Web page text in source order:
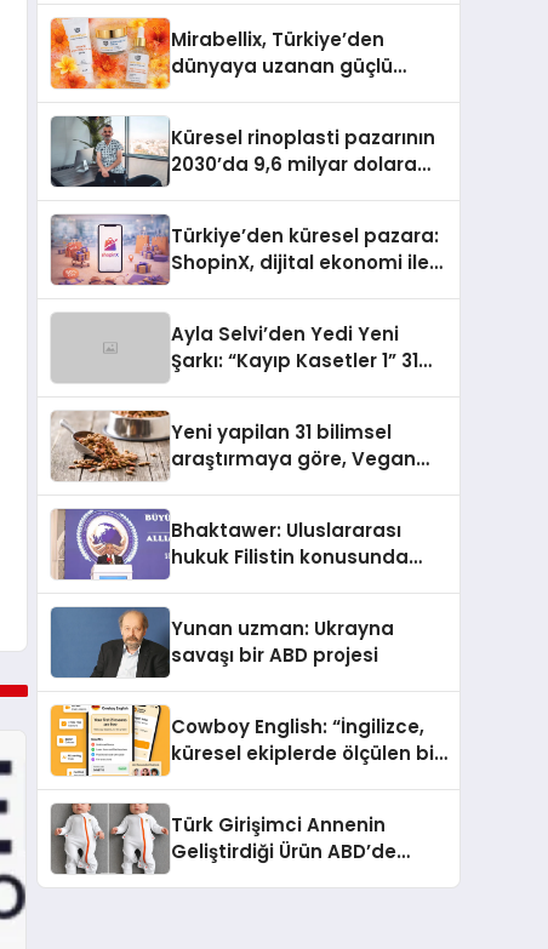
Mirabellix, Türkiye’den
dünyaya uzanan güçlü
Küresel rinoplasti pazarının
2030’da 9,6 milyar dolara
Türkiye’den küresel pazara:
ShopinX, dijital ekonomi ile
Ayla Selvi’den Yedi Yeni
Şarkı: “Kayıp Kasetler 1” 31
Yeni yapilan 31 bilimsel
araştırmaya göre, Vegan
Sindirildiğini Ortaya Koydu
Bhaktawer: Uluslararası
hukuk Filistin konusunda
Yunan uzman: Ukrayna
savaşı bir ABD projesi
Cowboy English: “İngilizce,
küresel ekiplerde ölçülen bir
Türk Girişimci Annenin
Geliştirdiği Ürün ABD’de